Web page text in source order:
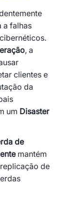
a falhas
, a
clientes e
da
um Disaster
de
mantém
de